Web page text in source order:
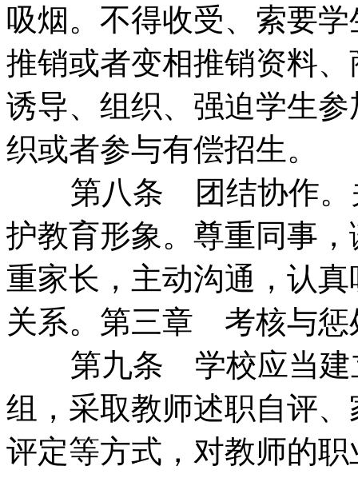
吸烟。不得收受、索要
推销或者变相推销资料
诱导、组织、强迫学生
织或者参与有偿招生。
第八条 团结协作。
护教育形象。尊重同事
重家长，主动沟通，认
关系。第三章 考核与惩
第九条 学校应当建
组，采取教师述职自评
评定等方式，对教师的